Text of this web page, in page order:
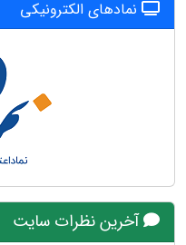
نمادهای الکترونیکی
آخرین نظرات سایت